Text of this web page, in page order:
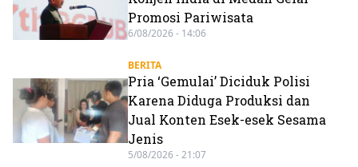
Promosi Pariwisata
6/08/2026 - 14:06
BERITA
Pria ‘Gemulai’ Diciduk Polisi
Karena Diduga Produksi dan
Jual Konten Esek-esek Sesama
Jenis
5/08/2026 - 21:07